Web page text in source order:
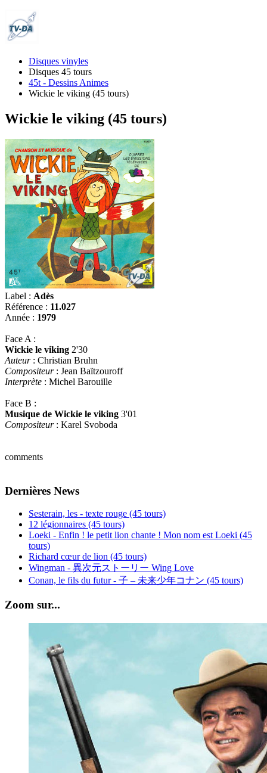
Disques vinyles
Disques 45 tours
45t - Dessins Animes
Wickie le viking (45 tours)
Wickie le viking (45 tours)
Label : Adès
Référence : 11.027
Année : 1979
Face A :
Wickie le viking 2'30
Auteur: Christian Bruhn
Compositeur: Jean Baïtzouroff
Interprète : Michel Barouille
Face B :
Musique de Wickie le viking 3'01
Compositeur: Karel Svoboda
comments
Dernières News
Sesterain, les - texte rouge (45 tours)
12 légionnaires (45 tours)
Loeki - Enfin ! le petit lion chante ! Mon nom est Loeki (45
tours)
Richard cœur de lion (45 tours)
Wingman - 異次元ストーリー Wing Love
Conan, le fils du futur - 子 – 未来少年コナン (45 tours)
Zoom sur...